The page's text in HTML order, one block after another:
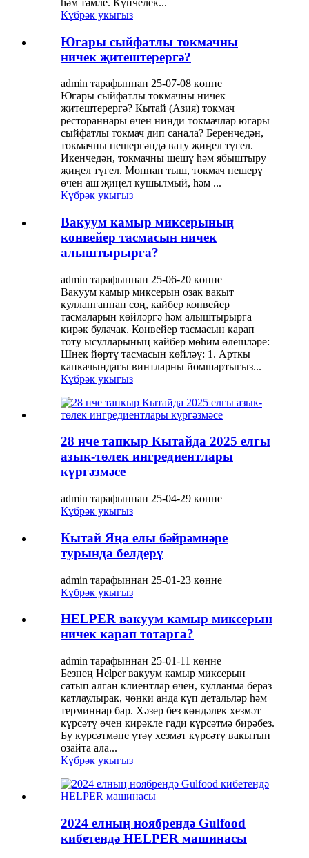
Күбрәк укыгыз
Югары сыйфатлы токмачны
ничек җитештерергә?
admin тарафыннан 25-07-08 көнне
Югары сыйфатлы токмачны ничек
җитештерергә? Кытай (Азия) токмач
рестораннары өчен нинди токмачлар югары
сыйфатлы токмач дип санала? Беренчедән,
токмачны пешергәндә вату җиңел түгел.
Икенчедән, токмачны шешү һәм ябыштыру
җиңел түгел. Моннан тыш, токмач пешерү
өчен аш җиңел кушылмый, һәм ...
Күбрәк укыгыз
Вакуум камыр миксерының
конвейер тасмасын ничек
алыштырырга?
admin тарафыннан 25-06-20 көнне
Вакуум камыр миксерын озак вакыт
кулланганнан соң, кайбер конвейер
тасмаларын көйләргә һәм алыштырырга
кирәк булачак. Конвейер тасмасын карап
тоту ысулларының кайбер мөһим өлешләре:
Шнек йөртү тасмасын көйләү: 1. Арткы
капкачындагы винтларны йомшартыгыз...
Күбрәк укыгыз
28 нче тапкыр Кытайда 2025 елгы
азык-төлек ингредиентлары
күргәзмәсе
admin тарафыннан 25-04-29 көнне
Күбрәк укыгыз
Кытай Яңа елы бәйрәмнәре
турында белдерү
admin тарафыннан 25-01-23 көнне
Күбрәк укыгыз
HELPER вакуум камыр миксерын
ничек карап тотарга?
admin тарафыннан 25-01-11 көнне
Безнең Helper вакуум камыр миксерын
сатып алган клиентлар өчен, кулланма бераз
катлаулырак, чөнки анда күп детальләр һәм
терминнар бар. Хәзер без көндәлек хезмәт
күрсәтү өчен кирәкле гади күрсәтмә бирәбез.
Бу күрсәтмәне үтәү хезмәт күрсәтү вакытын
озайта ала...
Күбрәк укыгыз
2024 елның ноябрендә Gulfood
кибетендә HELPER машинасы